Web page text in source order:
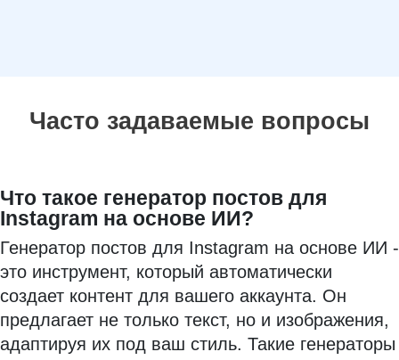
Часто задаваемые вопросы
Что такое генератор постов для
Instagram на основе ИИ?
Генератор постов для Instagram на основе ИИ -
это инструмент, который автоматически
создает контент для вашего аккаунта. Он
предлагает не только текст, но и изображения,
адаптируя их под ваш стиль. Такие генераторы